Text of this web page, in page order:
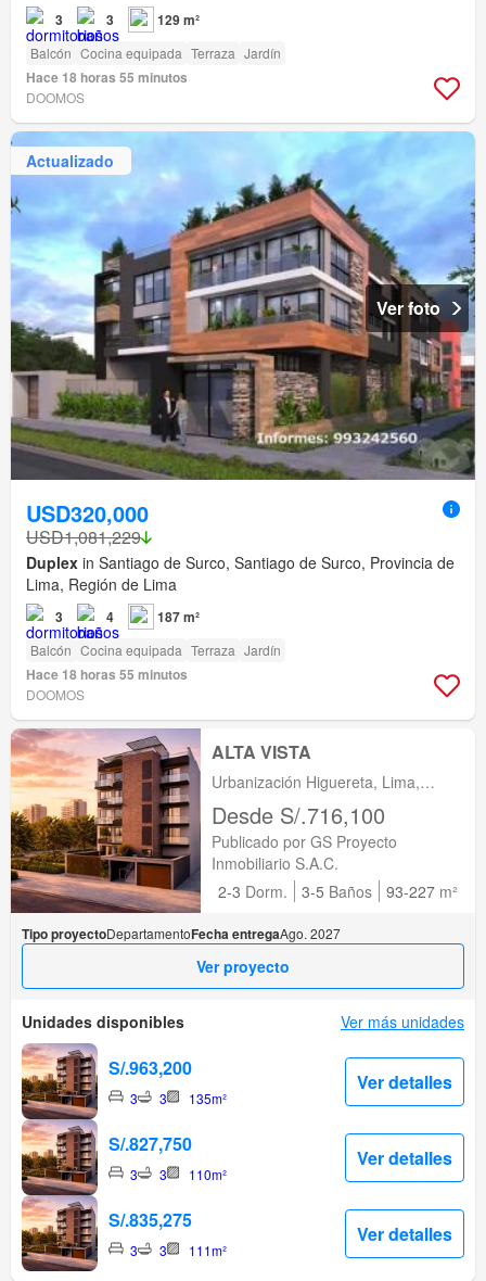
3 3 129 m²
Balcón Cocina equipada Terraza Jardín
Hace 18 horas 55 minutos
DOOMOS
Actualizado
Ver foto
USD320,000
USD1,081,229
Duplex in Santiago de Surco, Santiago de Surco, Provincia de
Lima, Región de Lima
3 4 187 m²
Balcón Cocina equipada Terraza Jardín
Hace 18 horas 55 minutos
DOOMOS
ALTA VISTA
Urbanización Higuereta, Lima,
Santiago de Surco, Lima
Desde S/.716,100
Publicado por GS Proyecto
Inmobiliario S.A.C.
2-3 Dorm. 3-5 Baños 93-227 m²
Tipo proyectoDepartamentoFecha entregaAgo. 2027
Ver proyecto
Unidades disponibles Ver más unidades
S/.963,200
3 3 135m²
Ver detalles
S/.827,750
3 3 110m²
Ver detalles
S/.835,275
3 3 111m²
Ver detalles